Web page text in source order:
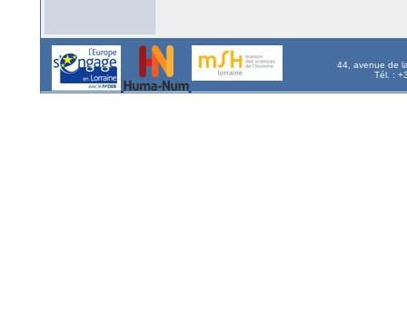
44, avenue de
Tél. :